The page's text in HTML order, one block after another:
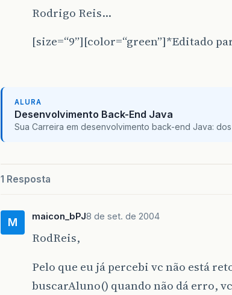
Rodrigo Reis…
[size=“9”][color=“green”]*Editado
ALURA
Desenvolvimento Back-End Java
Sua Carreira em desenvolvimento back-end Java:
1 Resposta
M maicon_bPJ8 de set. de 2004
RodReis,
Pelo que eu já percebi vc não está
buscarAluno() quando não dá erro,